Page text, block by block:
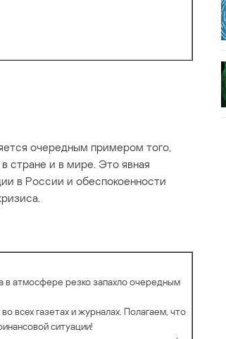
очередным примером того,
стране и в мире. Это явная
в России и обеспокоенности
в атмосфере резко запахло очередным
всех газетах и журналах. Полагаем, что
ситуации!